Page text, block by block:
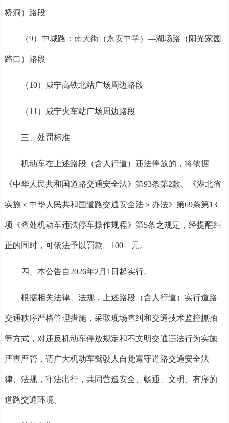
桥洞）路段
（9）中城路：南大街（永安中学）—湖场路（阳光家园
路口）路段
（10）咸宁高铁北站广场周边路段
（11）咸宁火车站广场周边路段
三、处罚标准
机动车在上述路段（含人行道）违法停放的，将依据
《中华人民共和国道路交通安全法》第93条第2款、《湖北省
实施＜中华人民共和国道路交通安全法＞办法》第69条第13
项《查处机动车违法停车操作规程》第5条之规定，经提醒纠
正的同时，可依法予以罚款 100 元。
四、本公告自2026年2月1日起实行。
根据相关法律、法规，上述路段（含人行道）实行道路
交通秩序严格管理措施，采取现场查纠和交通技术监控抓拍
等方式，对违反机动车停放规定和不文明交通违法行为实施
严查严管，请广大机动车驾驶人自觉遵守道路交通安全法
律、法规，守法出行，共同营造安全、畅通、文明、有序的
道路交通环境。